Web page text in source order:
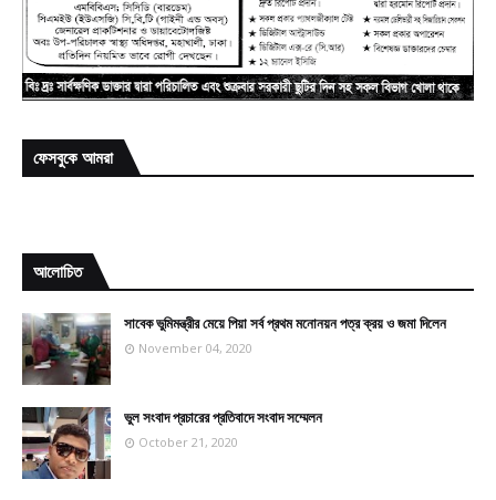
ফেসবুকে আমরা
আলোচিত
সাবেক ভুমিমন্ত্রীর মেয়ে পিয়া সর্ব প্রথম মনোনয়ন পত্র ক্রয় ও জমা দিলেন
November 04, 2020
ভুল সংবাদ প্রচারের প্রতিবাদে সংবাদ সম্মেলন
October 21, 2020